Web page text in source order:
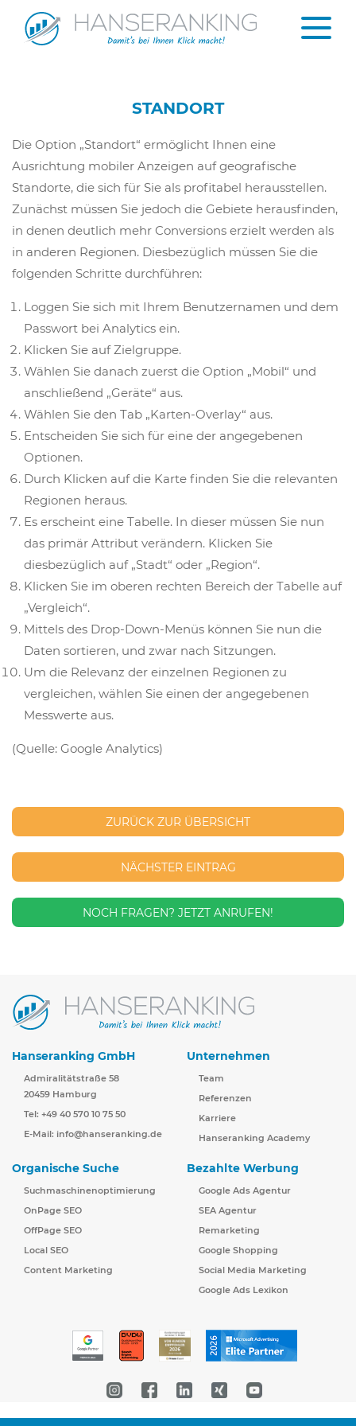
STANDORT
Die Option „Standort“ ermöglicht Ihnen eine
Ausrichtung mobiler Anzeigen auf geografische
Standorte, die sich für Sie als profitabel herausstellen.
Zunächst müssen Sie jedoch die Gebiete herausfinden,
in denen deutlich mehr Conversions erzielt werden als
in anderen Regionen. Diesbezüglich müssen Sie die
folgenden Schritte durchführen:
Loggen Sie sich mit Ihrem Benutzernamen und dem
Passwort bei Analytics ein.
Klicken Sie auf Zielgruppe.
Wählen Sie danach zuerst die Option „Mobil“ und
anschließend „Geräte“ aus.
Wählen Sie den Tab „Karten-Overlay“ aus.
Entscheiden Sie sich für eine der angegebenen
Optionen.
Durch Klicken auf die Karte finden Sie die relevanten
Regionen heraus.
Es erscheint eine Tabelle. In dieser müssen Sie nun
das primär Attribut verändern. Klicken Sie
diesbezüglich auf „Stadt“ oder „Region“.
Klicken Sie im oberen rechten Bereich der Tabelle auf
„Vergleich“.
Mittels des Drop-Down-Menüs können Sie nun die
Daten sortieren, und zwar nach Sitzungen.
Um die Relevanz der einzelnen Regionen zu
vergleichen, wählen Sie einen der angegebenen
Messwerte aus.
(Quelle: Google Analytics)
ZURÜCK ZUR ÜBERSICHT
NOCH FRAGEN? JETZT ANRUFEN!
NÄCHSTER EINTRAG
Hanseranking GmbH
Admiralitätstraße 58
20459 Hamburg
Tel: +49 40 570 10 75 50
E-Mail: info@hanseranking.de
Unternehmen
Team
Referenzen
Karriere
Hanseranking Academy
Organische Suche
Suchmaschinenoptimierung
OnPage SEO
OffPage SEO
Local SEO
Content Marketing
Bezahlte Werbung
Google Ads Agentur
SEA Agentur
Remarketing
Google Shopping
Social Media Marketing
Google Ads Lexikon